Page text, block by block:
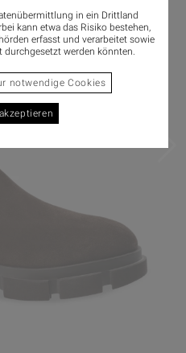
in ein Drittland
kann etwa das Risiko bestehen,
erfasst und verarbeitet sowie
durchgesetzt werden könnten.
notwendige Cookies